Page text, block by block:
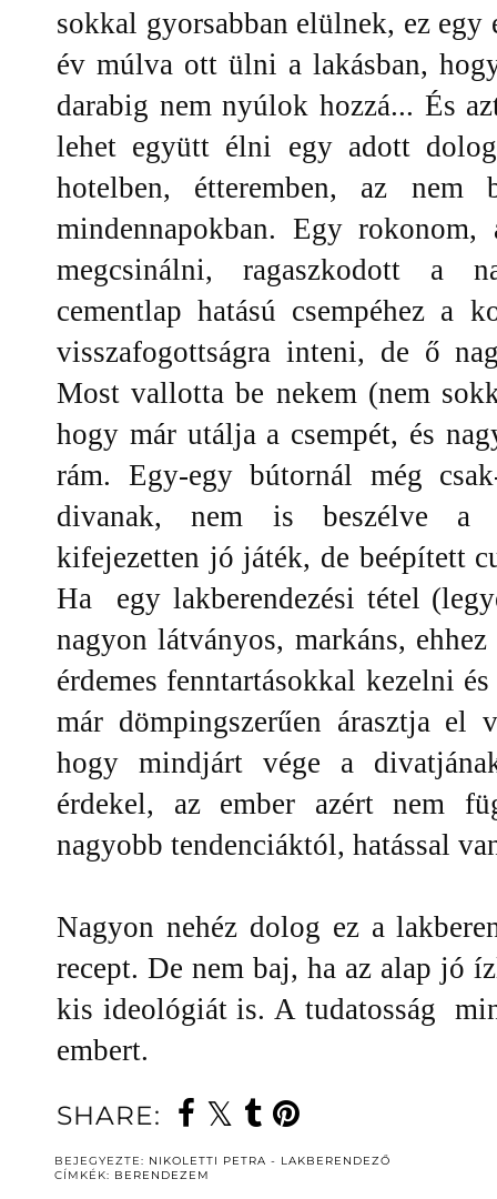
sokkal gyorsabban elülnek, ez
év múlva ott ülni a lakásban,
darabig nem nyúlok hozzá... És
lehet együtt élni egy adott
hotelben, étteremben, az
mindennapokban. Egy
megcsinálni, ragaszkodott a
cementlap hatású csempéhez a
visszafogottságra inteni, de ő
Most vallotta be nekem (nem
hogy már utálja a csempét, és
rám. Egy-egy bútornál még
divanak, nem is beszélve a
kifejezetten jó játék, de beépített
Ha egy lakberendezési tétel
nagyon látványos, markáns,
érdemes fenntartásokkal kezelni
már dömpingszerűen árasztja
hogy mindjárt vége a
érdekel, az ember azért nem
nagyobb tendenciáktól, hatással
Nagyon nehéz dolog ez a
recept. De nem baj, ha az alap jó
kis ideológiát is. A tudatosság
embert.
SHARE:
BEJEGYEZTE: NIKOLETTI PETRA - LAKBERENDEZŐ
CÍMKÉK: BERENDEZEM